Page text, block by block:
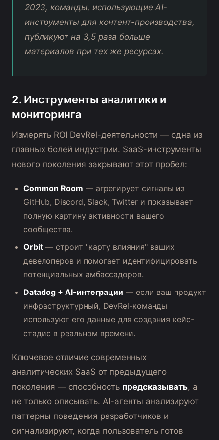
2023, команды, использующие AI-
инструменты для контент-производства,
публикуют на 3,5 раза больше
материалов при тех же ресурсах.
2. Инструменты аналитики и
мониторинга
Измерять ROI DevRel-деятельности — одна из
главных болей индустрии. SaaS-инструменты
нового поколения закрывают этот пробел:
Common Room — агрегирует сигналы из
GitHub, Discord, Slack, Twitter и показывает
полную картину активности вашего
сообщества.
Orbit — строит "карту влияния" ваших
девелоперов и помогает идентифицировать
потенциальных амбассадоров.
Datadog + AI-интеграции — если ваш продукт
инфраструктурный, DevRel-команды
используют его данные для создания кейс-
стадис в реальном времени.
Ключевое отличие современных
аналитических SaaS от предыдущего
поколения — способность предсказывать, а
не только описывать. AI-агенты анализируют
паттерны поведения разработчиков и
сигнализируют, когда пользователь готов